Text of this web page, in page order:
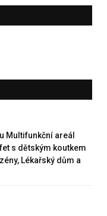
Multifunkční areál
s dětským koutkem
Lékařský dům a